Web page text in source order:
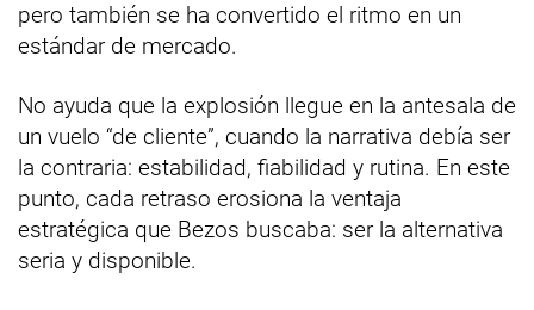
pero también se ha convertido el ritmo en un
estándar de mercado.
No ayuda que la explosión llegue en la antesala de
un vuelo “de cliente”, cuando la narrativa debía ser
la contraria: estabilidad, fiabilidad y rutina. En este
punto, cada retraso erosiona la ventaja
estratégica que Bezos buscaba: ser la alternativa
seria y disponible.